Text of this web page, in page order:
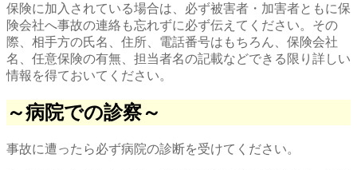
保険に加入されている場合は、必ず被害者・加害者ともに保
険会社へ事故の連絡も忘れずに必ず伝えてください。その
際、相手方の氏名、住所、電話番号はもちろん、保険会社
名、任意保険の有無、担当者名の記載などできる限り詳しい
情報を得ておいてください。
～病院での診察～
事故に遭ったら必ず病院の診断を受けてください。